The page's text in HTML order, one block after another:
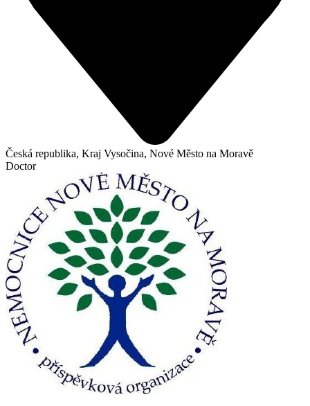
Česká republika, Kraj Vysočina, Nové Město na Moravě
Doctor